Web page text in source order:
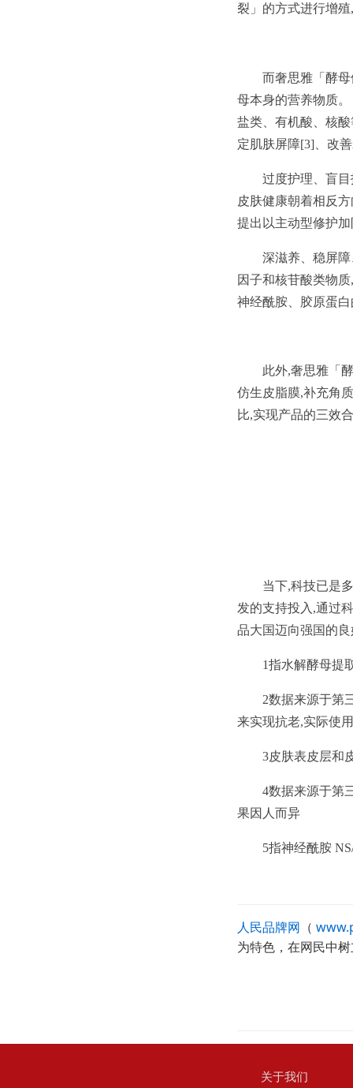
裂」的方式进行增
而奢思雅「酵
母本身的营养物质
盐类、有机酸、核
定肌肤屏障[3]、改
过度护理、盲
皮肤健康朝着相反
提出以主动型修护
深滋养、稳屏
因子和核苷酸类物
神经酰胺、胶原蛋
此外,奢思雅「
仿生皮脂膜,补充角
比,实现产品的三效
当下,科技已是
发的支持投入,通过
品大国迈向强国的
1指水解酵母提
2数据来源于第
来实现抗老,实际使
3皮肤表皮层和
4数据来源于第
果因人而异
5指神经酰胺
人民品牌网 （
为特色，在网民中
关于我们